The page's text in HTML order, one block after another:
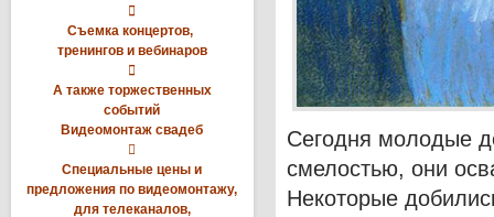

Съемка концертов,
тренингов и вебинаров

А также торжественных
событий
Видеомонтаж свадеб

Специальные цены и
предложения по видеомонтажу,
для телеканалов,
Сегодня молодые
смелостью, они
Некоторые